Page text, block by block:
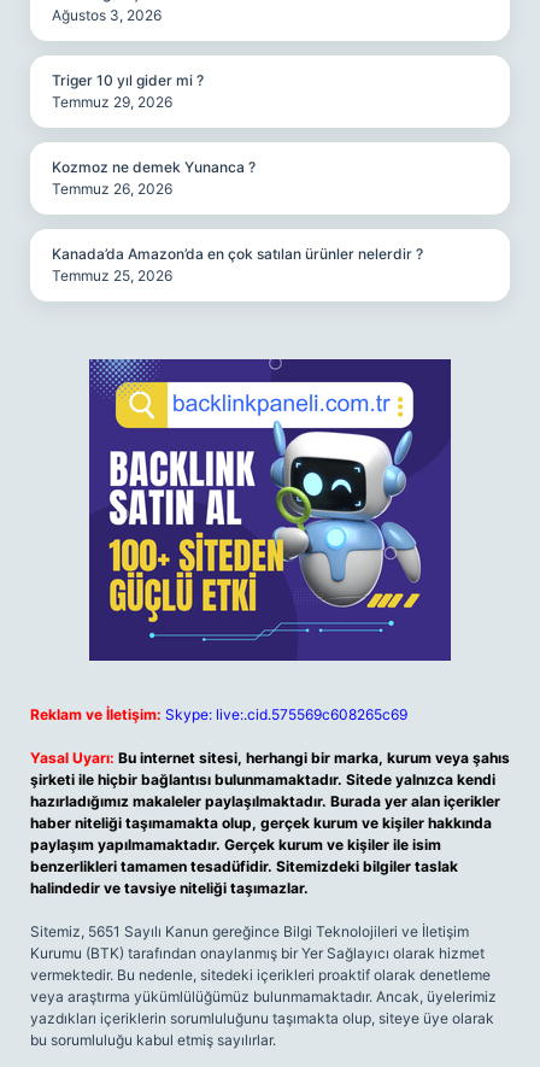
Ağustos 3, 2026
Triger 10 yıl gider mi ?
Temmuz 29, 2026
Kozmoz ne demek Yunanca ?
Temmuz 26, 2026
Kanada’da Amazon’da en çok satılan ürünler nelerdir ?
Temmuz 25, 2026
Reklam ve İletişim: Skype: live:.cid.575569c608265c69
Yasal Uyarı: Bu internet sitesi, herhangi bir marka, kurum veya şahıs
şirketi ile hiçbir bağlantısı bulunmamaktadır. Sitede yalnızca kendi
hazırladığımız makaleler paylaşılmaktadır. Burada yer alan içerikler
haber niteliği taşımamakta olup, gerçek kurum ve kişiler hakkında
paylaşım yapılmamaktadır. Gerçek kurum ve kişiler ile isim
benzerlikleri tamamen tesadüfidir. Sitemizdeki bilgiler taslak
halindedir ve tavsiye niteliği taşımazlar.
Sitemiz, 5651 Sayılı Kanun gereğince Bilgi Teknolojileri ve İletişim
Kurumu (BTK) tarafından onaylanmış bir Yer Sağlayıcı olarak hizmet
vermektedir. Bu nedenle, sitedeki içerikleri proaktif olarak denetleme
veya araştırma yükümlülüğümüz bulunmamaktadır. Ancak, üyelerimiz
yazdıkları içeriklerin sorumluluğunu taşımakta olup, siteye üye olarak
bu sorumluluğu kabul etmiş sayılırlar.